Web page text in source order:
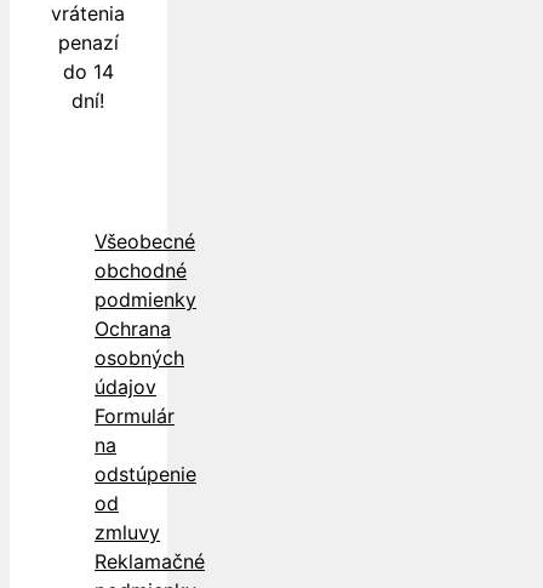
vrátenia
penazí
do 14
dní!
Všeobecné
obchodné
podmienky
Ochrana
osobných
údajov
Formulár
na
odstúpenie
od
zmluvy
Reklamačné